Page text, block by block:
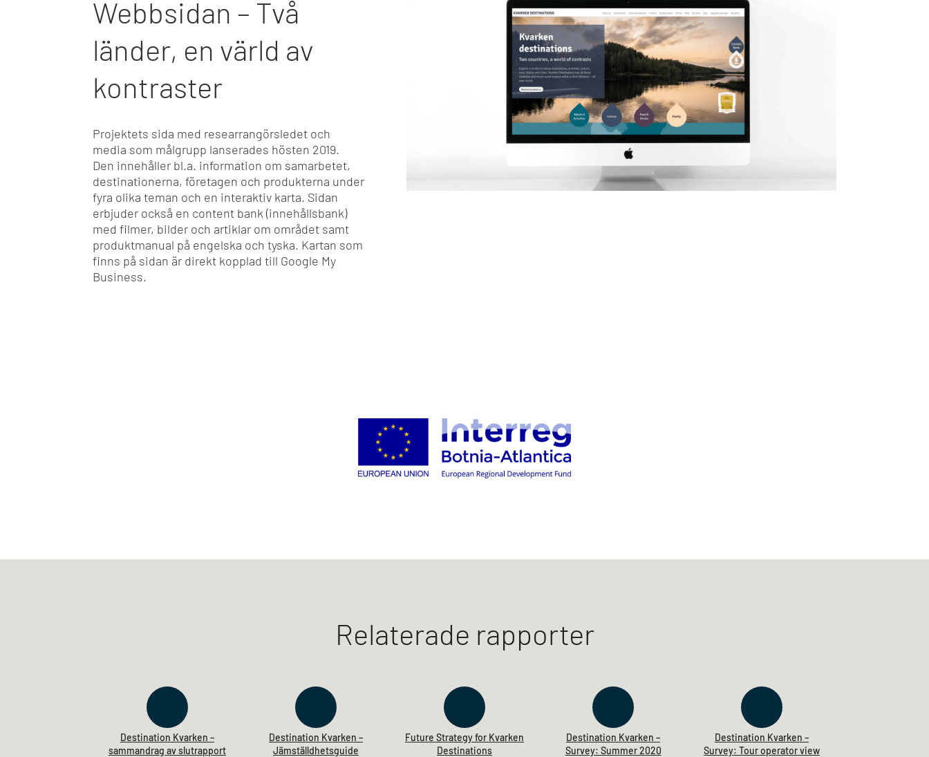
Webbsidan – Två
länder, en värld av
kontraster
Projektets sida med researrangörsledet och
media som målgrupp lanserades hösten 2019.
Den innehåller bl.a. information om samarbetet,
destinationerna, företagen och produkterna under
fyra olika teman och en interaktiv karta. Sidan
erbjuder också en content bank (innehållsbank)
med filmer, bilder och artiklar om området samt
produktmanual på engelska och tyska. Kartan som
finns på sidan är direkt kopplad till Google My
Business.
Relaterade rapporter
Destination Kvarken –
sammandrag av slutrapport
Destination Kvarken –
Jämställdhetsguide
Future Strategy for Kvarken
Destinations
Destination Kvarken –
Survey: Summer 2020
Destination Kvarken –
Survey: Tour operator view